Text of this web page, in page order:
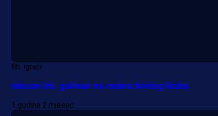
Bh. igrači
Iskusni bh. golman na radaru bivšeg kluba
1 godina 2 mjesec